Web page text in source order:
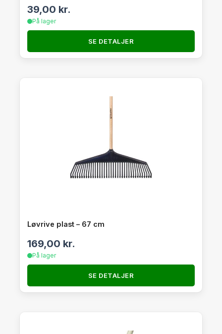
39,00 kr.
På lager
SE DETALJER
Løvrive plast – 67 cm
169,00 kr.
På lager
SE DETALJER